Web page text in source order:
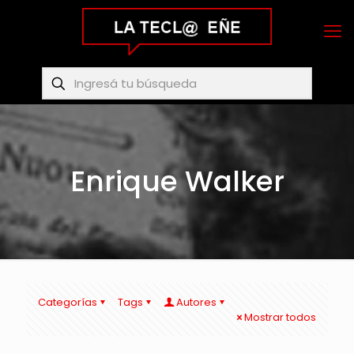
Enrique Walker
Categorías Tags
Autores
Mostrar todos